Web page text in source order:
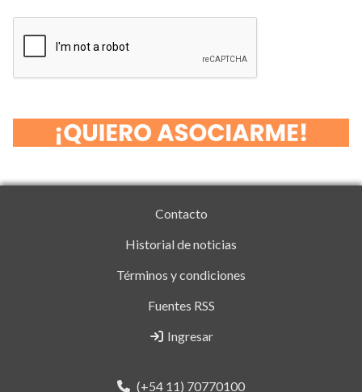
Contacto
Historial de noticias
Términos y condiciones
Fuentes RSS
Ingresar
(+54 11) 70770100